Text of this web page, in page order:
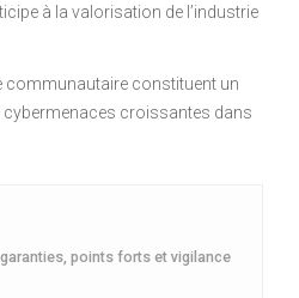
à la valorisation de l’industrie
communautaire constituent un
croissantes dans
points forts et vigilance